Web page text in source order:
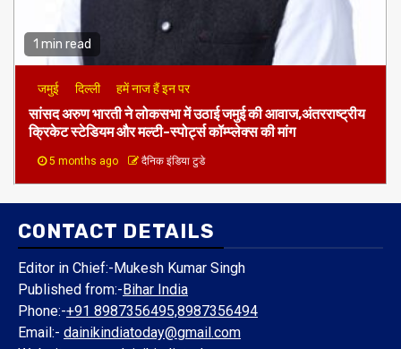
1 min read
जमुई दिल्ली हमें नाज हैं इन पर
​सांसद अरुण भारती ने लोकसभा में उठाई जमुई की आवाज,अंतरराष्ट्रीय
क्रिकेट स्टेडियम और मल्टी-स्पोर्ट्स कॉम्प्लेक्स की मांग
5 months ago दैनिक इंडिया टुडे
CONTACT DETAILS
Editor in Chief:-Mukesh Kumar Singh
Published from:-Bihar India
Phone:-+91 8987356495,8987356494
Email:- dainikindiatoday@gmail.com